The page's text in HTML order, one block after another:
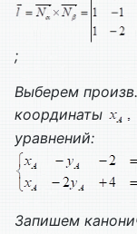
;
Выберем
координаты
уравнений:
Запишем